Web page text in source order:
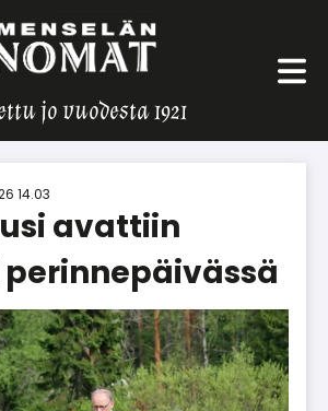
jo vuodesta 1921
14.03
avattiin